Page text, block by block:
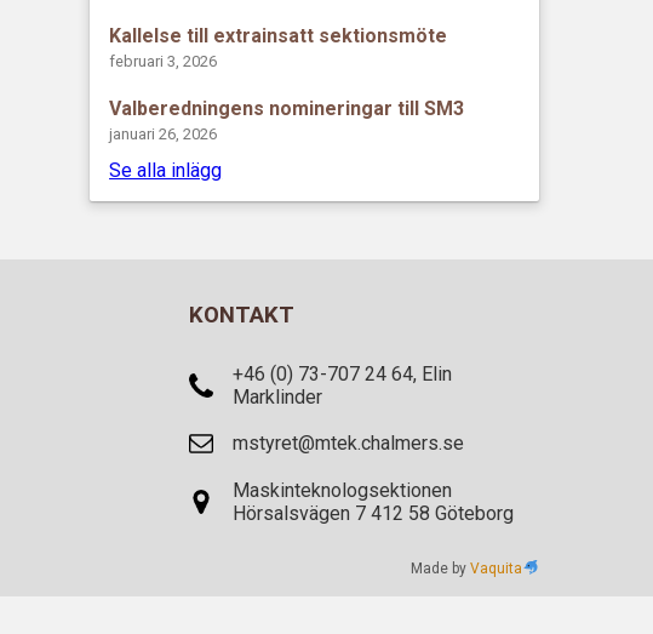
Kallelse till extrainsatt sektionsmöte
februari 3, 2026
Valberedningens nomineringar till SM3
januari 26, 2026
Se alla inlägg
KONTAKT
+46 (0) 73-707 24 64, Elin
Marklinder
mstyret@mtek.chalmers.se
Maskinteknologsektionen
Hörsalsvägen 7 412 58 Göteborg
Made byVaquita